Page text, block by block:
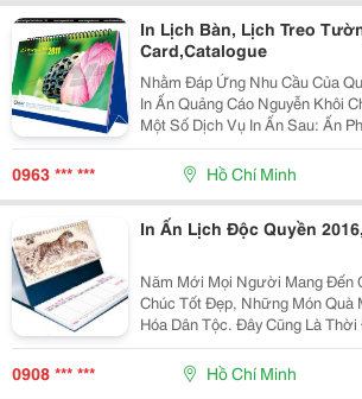
In Lịch Bàn, Lịch Treo
Card,Catalogue
Nhằm Đáp Ứng Nhu Cầu Của
In Ấn Quảng Cáo Nguyễn Khôi
Một Số Dịch Vụ In Ấn Sau: Ấn Phẩm Quảng Cáo : Menu,
B Rochure, Catalogue, Leaflet,
Túi Nhựa, Poster, Banner,
0963 *** *** Hồ Chí Minh
In Ấn Lịch Độc Quyền
Năm Mới Mọi Người Mang Đến
Chúc Tốt Đẹp, Những Món Quà
Hóa Dân Tộc. Đây Cũng Là Thời Điểm Để Doanh Nghiệp
Quảng Bá Sản Phẩm Và
Sử Dụng Lịch Tết Để Làm Quà
Mang Những
0908 *** *** Hồ Chí Minh